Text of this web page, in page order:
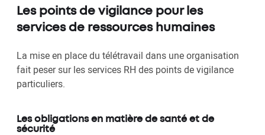
Les points de vigilance pour les
services de ressources humaines
La mise en place du télétravail dans une organisation
fait peser sur les services RH des points de vigilance
particuliers.
Les obligations en matière de santé et de
sécurité